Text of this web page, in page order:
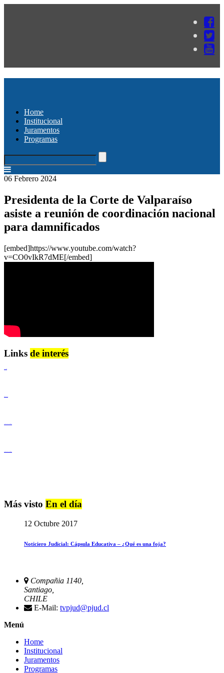
Home
Institucional
Juramentos
Programas
06 Febrero 2024
Presidenta de la Corte de Valparaíso
asiste a reunión de coordinación nacional
para damnificados
[embed]https://www.youtube.com/watch?
v=CO0vIkR7dME[/embed]
Links de interés
Más visto En el día
12 Octubre 2017
Noticiero Judicial: Cápsula Educativa – ¿Qué es una foja?
Compañia 1140,
Santiago,
CHILE
E-Mail: tvpjud@pjud.cl
Menú
Home
Institucional
Juramentos
Programas